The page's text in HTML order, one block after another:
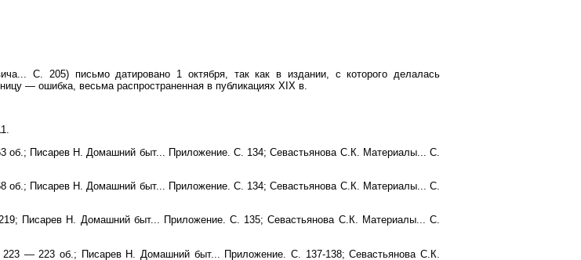
С. 205) письмо датировано 1 октября, так как в издании, с которого делалась
— ошибка, весьма распространенная в публикациях XIX в.
Писарев Н. Домашний быт... Приложение. С. 134; Севастьянова С.К. Материалы... С.
Писарев Н. Домашний быт... Приложение. С. 134; Севастьянова С.К. Материалы... С.
Писарев Н. Домашний быт... Приложение. С. 135; Севастьянова С.К. Материалы... С.
— 223 об.; Писарев Н. Домашний быт... Приложение. С. 137-138; Севастьянова С.К.